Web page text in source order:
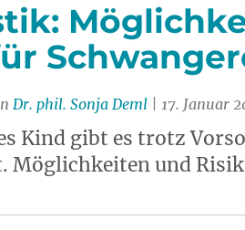
Dr. phil. Sonja Deml| 17. Januar
Kind gibt es trotz
Möglichkeiten und